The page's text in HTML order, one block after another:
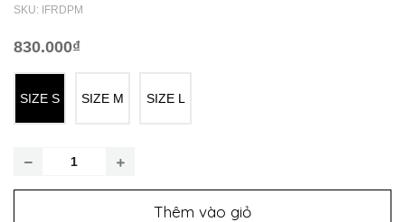
SKU: IFRDPM
830.000₫
SIZE S SIZE M SIZE L
Thêm vào giỏ